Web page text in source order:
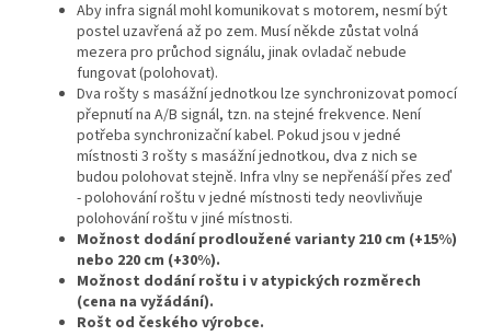
Aby infra signál mohl komunikovat s motorem, nesmí být
postel uzavřená až po zem. Musí někde zůstat volná
mezera pro průchod signálu, jinak ovladač nebude
fungovat (polohovat).
Dva rošty s masážní jednotkou lze synchronizovat pomocí
přepnutí na A/B signál, tzn. na stejné frekvence. Není
potřeba synchronizační kabel. Pokud jsou v jedné
místnosti 3 rošty s masážní jednotkou, dva z nich se
budou polohovat stejně. Infra vlny se nepřenáší přes zeď
- polohování roštu v jedné místnosti tedy neovlivňuje
polohování roštu v jiné místnosti.
Možnost dodání prodloužené varianty 210 cm (+15%)
nebo 220 cm (+30%).
Možnost dodání roštu i v atypických rozměrech
(cena na vyžádání).
Rošt od českého výrobce.